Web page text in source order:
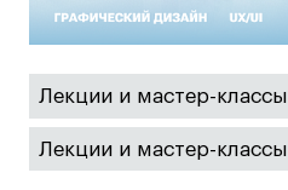
Лекции и мастер-классы
Лекции и мастер-классы